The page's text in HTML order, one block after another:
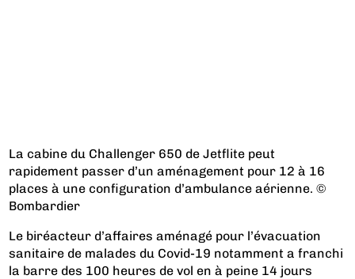
La cabine du Challenger 650 de Jetflite peut
rapidement passer d’un aménagement pour 12 à 16
places à une configuration d’ambulance aérienne. ©
Bombardier
Le biréacteur d’affaires aménagé pour l’évacuation
sanitaire de malades du Covid-19 notamment a franchi
la barre des 100 heures de vol en à peine 14 jours